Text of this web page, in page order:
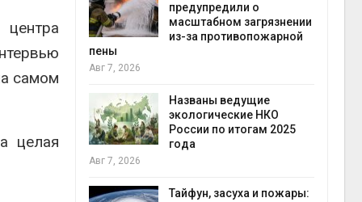
самом
целая
от пожаров
шин
предупредили о
масштабном загрязнении
из-за противопожарной
пены
Авг 7, 2026
Названы ведущие
экологические НКО
России по итогам 2025
года
Авг 7, 2026
Тайфун, засуха и пожары: